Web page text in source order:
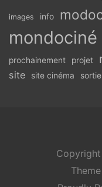
images info
mondociné
prochainement projet
site site cinéma sortie